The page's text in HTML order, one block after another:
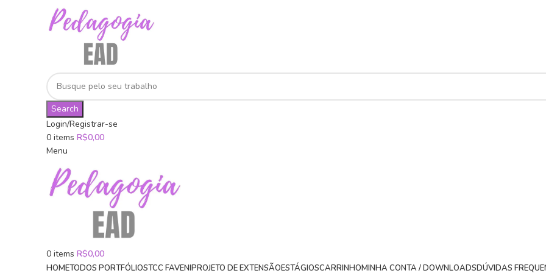
Search
Login/Registrar-se
0 items R$0,00
Menu
0 items R$0,00
HOMETODOS PORTFÓLIOSTCC FAVENIPROJETO DE EXTENSÃOESTÁGIOSCARRINHOMINHA CONTA / DOWNLOADSDÚVIDAS